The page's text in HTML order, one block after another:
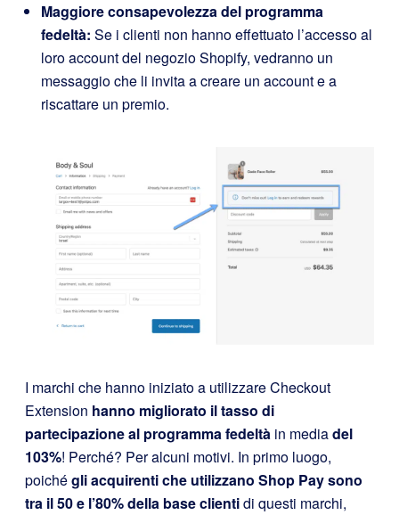
Maggiore consapevolezza del programma
fedeltà: Se i clienti non hanno effettuato l’accesso al
loro account del negozio Shopify, vedranno un
messaggio che li invita a creare un account e a
riscattare un premio.
I marchi che hanno iniziato a utilizzare Checkout
Extension hanno migliorato il tasso di
partecipazione al programma fedeltà in mediadel
103%! Perché? Per alcuni motivi. In primo luogo,
poichégli acquirenti che utilizzano Shop Pay sono
tra il 50 e l’80% della base clientidi questi marchi,